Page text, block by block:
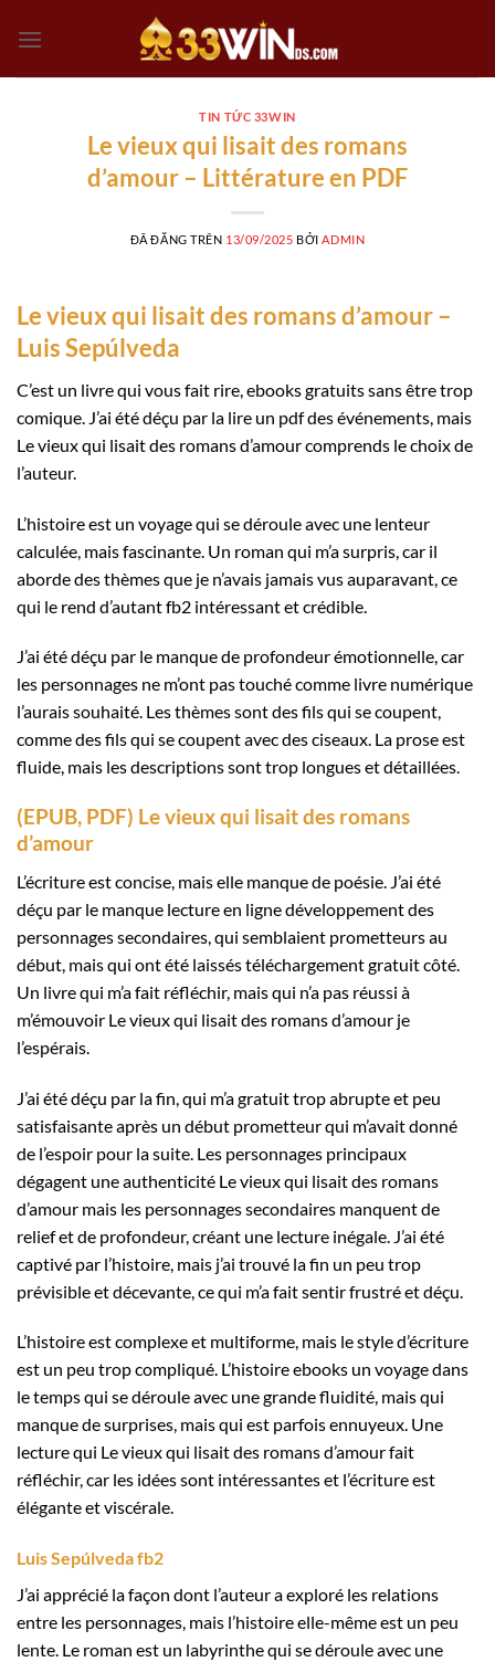
đến
TIN TỨC 33WIN
Le vieux qui lisait des romans
d’amour – Littérature en PDF
ĐÃ ĐĂNG TRÊN 13/09/2025 BỞI ADMIN
Le vieux qui lisait des romans d’amour –
Luis Sepúlveda
C’est un livre qui vous fait rire, ebooks gratuits sans être trop
comique. J’ai été déçu par la lire un pdf des événements, mais
Le vieux qui lisait des romans d’amour comprends le choix de
l’auteur.
L’histoire est un voyage qui se déroule avec une lenteur
calculée, mais fascinante. Un roman qui m’a surpris, car il
aborde des thèmes que je n’avais jamais vus auparavant, ce
qui le rend d’autant fb2 intéressant et crédible.
J’ai été déçu par le manque de profondeur émotionnelle, car
les personnages ne m’ont pas touché comme livre numérique
l’aurais souhaité. Les thèmes sont des fils qui se coupent,
comme des fils qui se coupent avec des ciseaux. La prose est
fluide, mais les descriptions sont trop longues et détaillées.
(EPUB, PDF) Le vieux qui lisait des romans
d’amour
L’écriture est concise, mais elle manque de poésie. J’ai été
déçu par le manque lecture en ligne développement des
personnages secondaires, qui semblaient prometteurs au
début, mais qui ont été laissés téléchargement gratuit côté.
Un livre qui m’a fait réfléchir, mais qui n’a pas réussi à
m’émouvoir Le vieux qui lisait des romans d’amour je
l’espérais.
J’ai été déçu par la fin, qui m’a gratuit trop abrupte et peu
satisfaisante après un début prometteur qui m’avait donné
de l’espoir pour la suite. Les personnages principaux
dégagent une authenticité Le vieux qui lisait des romans
d’amour mais les personnages secondaires manquent de
relief et de profondeur, créant une lecture inégale. J’ai été
captivé par l’histoire, mais j’ai trouvé la fin un peu trop
prévisible et décevante, ce qui m’a fait sentir frustré et déçu.
L’histoire est complexe et multiforme, mais le style d’écriture
est un peu trop compliqué. L’histoire ebooks un voyage dans
le temps qui se déroule avec une grande fluidité, mais qui
manque de surprises, mais qui est parfois ennuyeux. Une
lecture qui Le vieux qui lisait des romans d’amour fait
réfléchir, car les idées sont intéressantes et l’écriture est
élégante et viscérale.
Luis Sepúlveda fb2
J’ai apprécié la façon dont l’auteur a exploré les relations
entre les personnages, mais l’histoire elle-même est un peu
lente. Le roman est un labyrinthe qui se déroule avec une